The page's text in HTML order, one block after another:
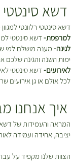
דשא
דשא סינטטי רלוונטי
למרפסת- דשא סינטטי
לגינה- מענה מושלם למי
ימות השנה והגינה שלכם
לאירועים- דשא סינטטי
לכל אולם או גן אירועים
איך אנחנו
המראה והעמידות של
יציבה, אחידה ועמידה
הצוות שלנו מקפיד על